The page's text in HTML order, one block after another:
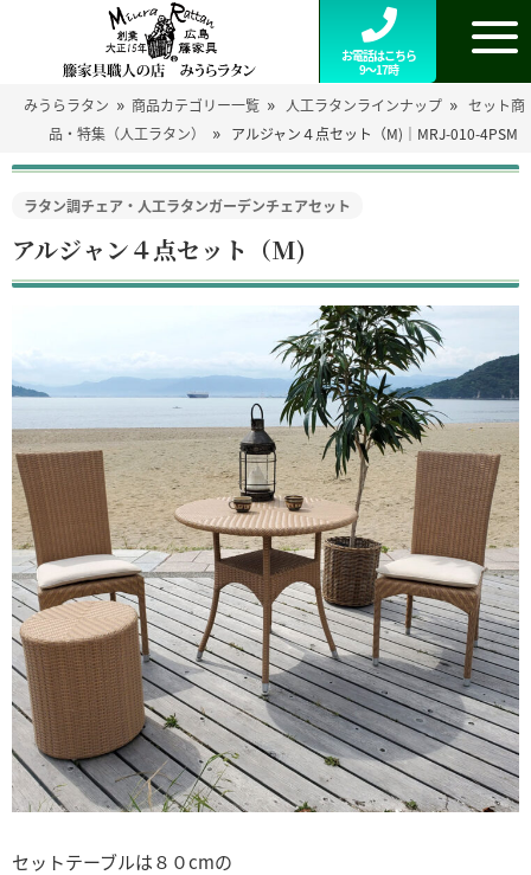
お電話はこちら
9～17時
みうらラタン » 商品カテゴリー一覧 » 人工ラタンラインナップ » セット商
品・特集（人工ラタン）
» アルジャン４点セット（M)｜MRJ-010-4PSM
ラタン調チェア・人工ラタンガーデンチェアセット
アルジャン４点セット（M)
セットテーブルは８０cmの